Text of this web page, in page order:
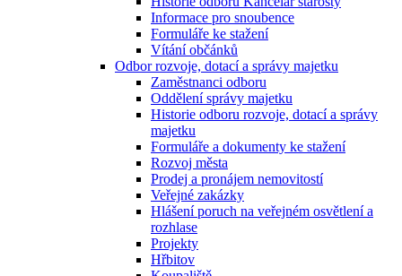
Informace pro snoubence
Formuláře ke stažení
Vítání občánků
Odbor rozvoje, dotací a správy majetku
Zaměstnanci odboru
Oddělení správy majetku
Historie odboru rozvoje, dotací a správy
majetku
Formuláře a dokumenty ke stažení
Rozvoj města
Prodej a pronájem nemovitostí
Veřejné zakázky
Hlášení poruch na veřejném osvětlení a
rozhlase
Projekty
Hřbitov